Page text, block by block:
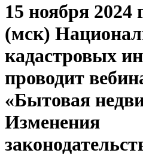
15 ноября 2024
(мск)
кадастровых
проводит
«Бытовая
Изменения